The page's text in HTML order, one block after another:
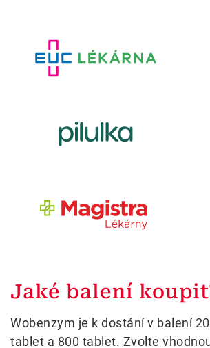
Jaké balení
Wobenzym je k dostání v balení
tablet a 800 tablet. Zvolte